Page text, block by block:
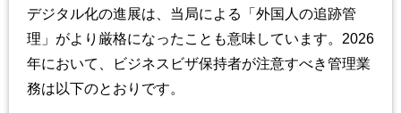
デジタル化の進展は、当局による「外国人の追跡管
理」がより厳格になったことも意味しています。2026
年において、ビジネスビザ保持者が注意すべき管理業
務は以下のとおりです。